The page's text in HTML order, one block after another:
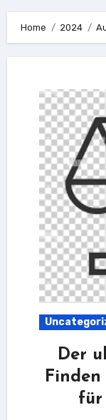
Home 2024
Der
für